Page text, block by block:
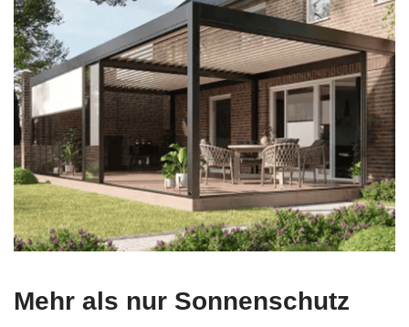
Mehr als nur Sonnenschutz